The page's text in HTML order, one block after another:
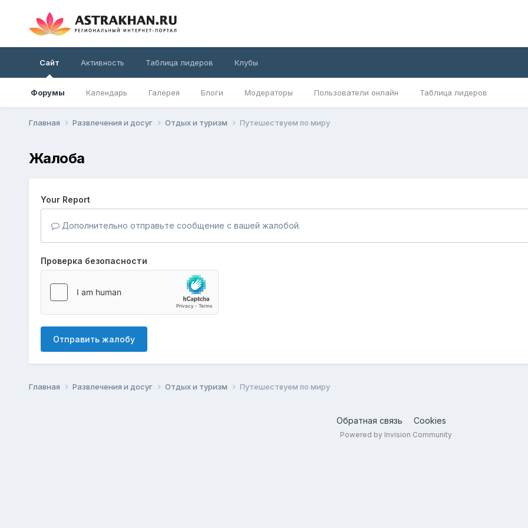
Сайт
Форумы Календарь Галерея Блоги Модераторы Пользователи онлайн Таблица лидеров
Активность Таблица лидеров Клубы
Главная Развлечения и досуг Отдых и туризм Путешествуем по миру
Жалоба
Your Report
Дополнительно отправьте сообщение с вашей жалобой.
Проверка безопасности
Отправить жалобу
Главная Развлечения и досуг Отдых и туризм Путешествуем по миру
Обратная связь Cookies
Powered by Invision Community